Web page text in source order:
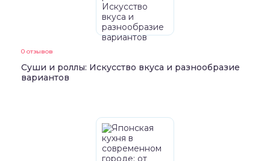
0 отзывов
Суши и роллы: Искусство вкуса и разнообразие
вариантов